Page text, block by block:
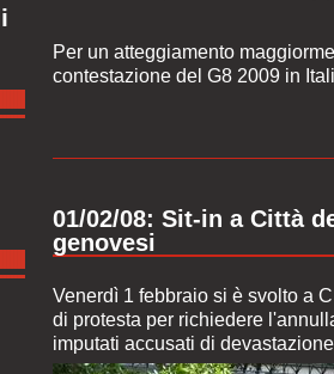
Per un atteggiamento
contestazione del G8 2009 in
01/02/08: Sit-in a Città
genovesi
Venerdì 1 febbraio si è svolto a
di protesta per richiedere
imputati accusati di